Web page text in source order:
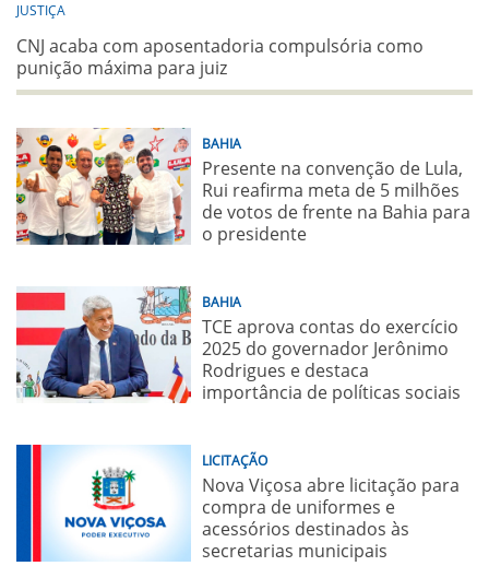
JUSTIÇA
CNJ acaba com aposentadoria compulsória como
punição máxima para juiz
BAHIA
Presente na convenção de Lula,
Rui reafirma meta de 5 milhões
de votos de frente na Bahia para
o presidente
BAHIA
TCE aprova contas do exercício
2025 do governador Jerônimo
Rodrigues e destaca
importância de políticas sociais
LICITAÇÃO
Nova Viçosa abre licitação para
compra de uniformes e
acessórios destinados às
secretarias municipais